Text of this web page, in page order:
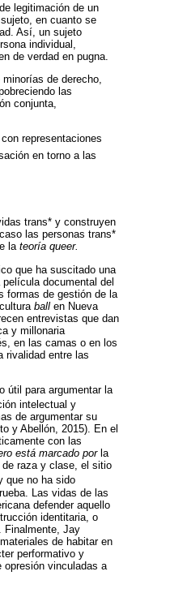
legitimación de un
en cuanto se
Así, un sujeto
individual,
de verdad en pugna.
de derecho,
las
conjunta,
representaciones
en torno a las
trans* y construyen
las personas trans*
la teoría queer.
que ha suscitado una
documental del
formas de gestión de la
ball en Nueva
entrevistas que dan
y millonaria
en las camas o en los
rivalidad entre las
útil para argumentar la
intelectual y
de argumentar su
y Abellón, 2015). En el
con las
está marcado porla
raza y clase, el sitio
que no ha sido
Las vidas de las
defender aquello
identitaria, o
Finalmente, Jay
de habitar en
performativo y
vinculadas a